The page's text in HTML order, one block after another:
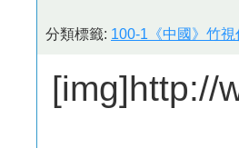
分類標籤: 100-1《中國》竹
[img]http://